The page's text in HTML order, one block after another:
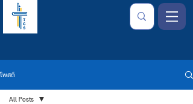
โพสต์
All Posts